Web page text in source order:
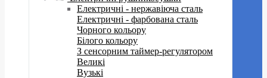
Електричні - нержавіюча сталь
Електричні - фарбована сталь
Чорного кольору
Білого кольору
З сенсорним таймер-регулятором
Великі
Вузькі